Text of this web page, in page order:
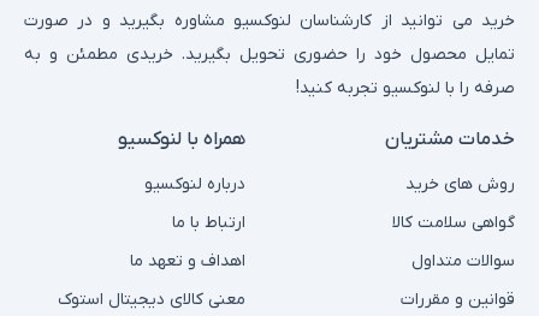
خرید می توانید از کارشناسان لنوکسیو مشاوره بگیرید و در صورت
تمایل محصول خود را حضوری تحویل بگیرید. خریدی مطمئن و به
صرفه را با لنوکسیو تجربه کنید!
خدمات مشتریان
روش های خرید
گواهی سلامت کالا
سوالات متداول
قوانین و مقررات
همراه با لنوکسیو
درباره لنوکسیو
ارتباط با ما
اهداف و تعهد ما
معنی کالای دیجیتال استوک